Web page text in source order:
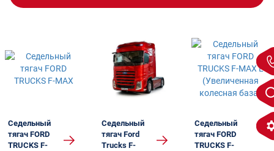
Седельный
тягач FORD
TRUCKS F-
Седельный
тягач Ford
Trucks F-
Седельный
тягач FORD
TRUCKS F-